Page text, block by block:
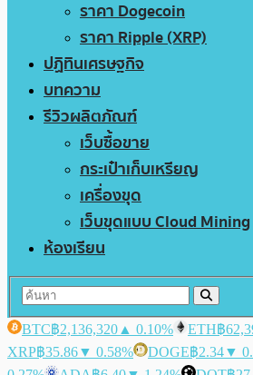
ราคา Dogecoin
ราคา Ripple (XRP)
ปฏิทินเศรษฐกิจ
บทความ
รีวิวผลิตภัณฑ์
เว็บซื้อขาย
กระเป๋าเก็บเหรียญ
เครื่องขุด
เว็บขุดแบบ Cloud Mining
ห้องเรียน
BTC฿2,136,320 ▲ 0.10% ETH฿
XRP฿35.86▼ 0.58% DOGE฿2.34▼